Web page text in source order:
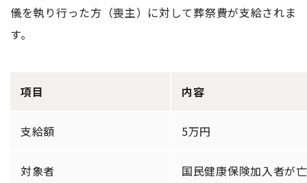
儀を執り行った方（喪主）に対して葬祭費が支給されま
す。
項目 内容
支給額 5万円
対象者
国民健康保険加入者が